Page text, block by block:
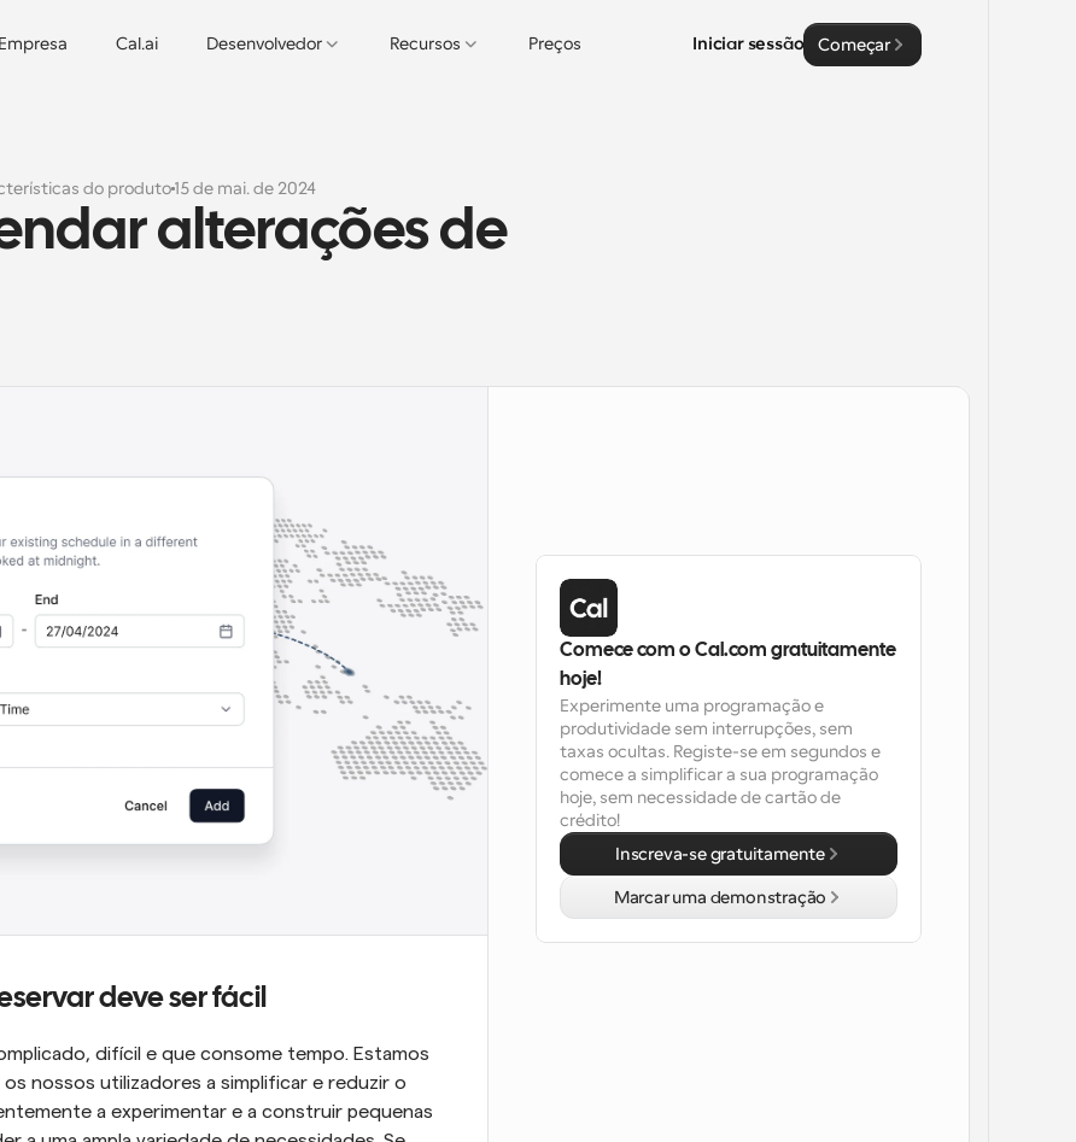
Empresa Cal.ai Desenvolvedor Recursos Preços Iniciar sessão Começar
do produto15 de mai. de 2024
alterações de
deve ser fácil
difícil e que consome tempo. Estamos
nossos utilizadores a simplificar e reduzir o
a experimentar e a construir pequenas
Comece com o Cal.com gratuitamente
hoje!
Experimente uma programação e
produtividade sem interrupções, sem
taxas ocultas. Registe-se em segundos e
comece a simplificar a sua programação
hoje, sem necessidade de cartão de
crédito!
Inscreva-se gratuitamente
Marcar uma demonstração